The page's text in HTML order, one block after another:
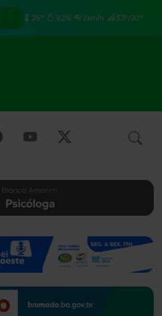
26° 92% 7km/h 33°/20°